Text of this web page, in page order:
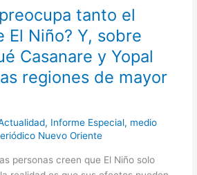
tanto el
El Niño? Y, sobre
Casanare y Yopal
regiones de mayor
, Informe Especial, medio
Nuevo Oriente
personas creen que El Niño solo